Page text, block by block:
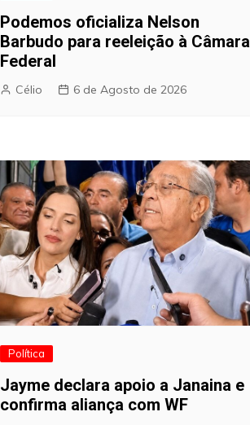
Podemos oficializa Nelson
Barbudo para reeleição à Câmara
Federal
Célio 6 de Agosto de 2026
Política
Jayme declara apoio a Janaina e
confirma aliança com WF